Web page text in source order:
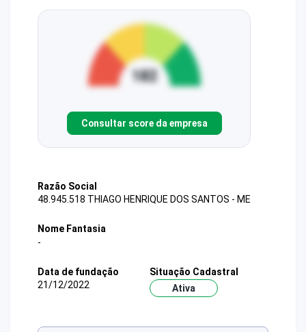
Consultar score da empresa
Razão Social
48.945.518 THIAGO HENRIQUE DOS SANTOS - ME
Nome Fantasia
-
Data de fundação
21/12/2022
Situação Cadastral
Ativa